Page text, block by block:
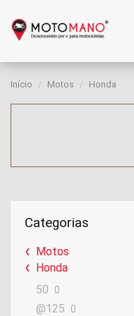
Início Motos Honda
Categorias
Motos
Honda
50
0
@125 0